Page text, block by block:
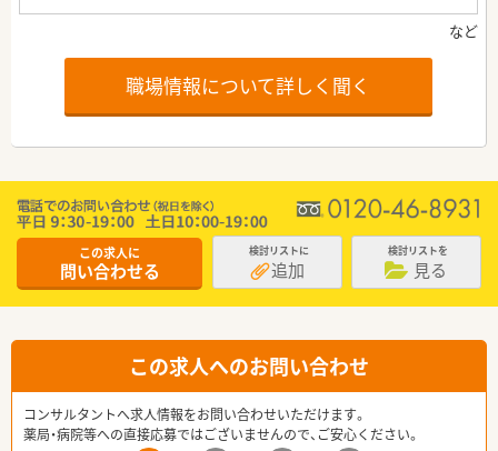
職場情報について詳しく聞く
この求人に
問い合わせる
検討リストに
追加
検討リストを
見る
この求人へのお問い合わせ
コンサルタントへ求人情報をお問い合わせいただけます。
薬局・病院等への直接応募ではございませんので、ご安心ください。